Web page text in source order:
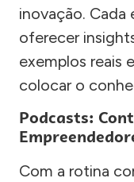
inovação. Cada
oferecer
exemplos reais
colocar o
Podcasts:
Com a rotina